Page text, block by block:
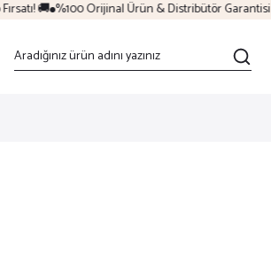
🚚 %100 Orijinal Ürün & Distribütör Garantisi 🛡️